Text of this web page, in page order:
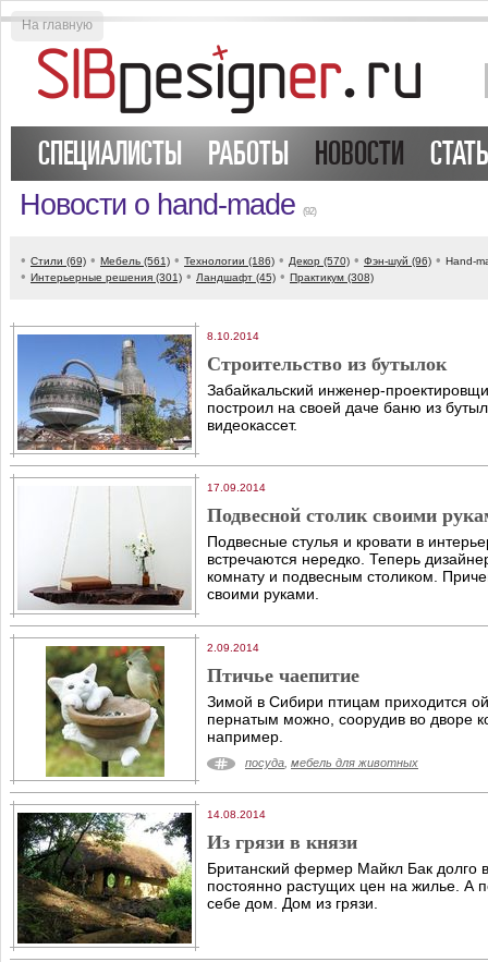
СПЕЦИАЛИСТЫ РАБОТЫ НОВОСТИ
Новости о hand-made (92)
• Стили (69) • Мебель (561) • Технологии (186) • Декор (570) • Фэн-шуй (96) • Hand-
• Интерьерные решения (301) • Ландшафт (45) • Практикум (308)
8.10.2014
Строительство из бутылок
Забайкальский инженер-
построил на своей даче баню из
видеокассет.
17.09.2014
Подвесной столик своими
Подвесные стулья и кровати в
встречаются нередко. Теперь
комнату и подвесным столиком.
своими руками.
2.09.2014
Птичье чаепитие
Зимой в Сибири птицам приходится
пернатым можно, соорудив во дворе
например.
посуда мебель для животных
14.08.2014
Из грязи в князи
Британский фермер Майкл Бак долго
постоянно растущих цен на жилье. А
себе дом. Дом из грязи.
На главную